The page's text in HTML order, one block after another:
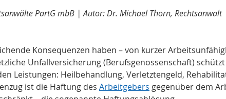
PartG mbB | Autor: Dr. Michael Thorn,
Konsequenzen haben – von kurzer
Unfallversicherung (Berufsgenossenschaft)
Leistungen: Heilbehandlung, Verletztengeld,
ist die Haftung des Arbeitgebers gegenüber dem